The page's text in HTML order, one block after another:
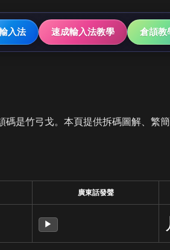
入法 速成輸入法教學 倉頡教
碼是竹弓戈。本頁提供拆碼圖解、
廣東話發聲
▶